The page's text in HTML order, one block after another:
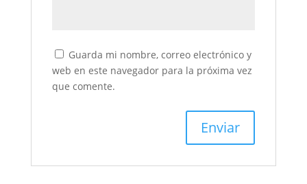
Guarda mi nombre, correo electrónico y
web en este navegador para la próxima vez
que comente.